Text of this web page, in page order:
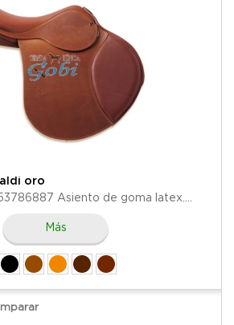
oro
Asiento de goma latex....
Más